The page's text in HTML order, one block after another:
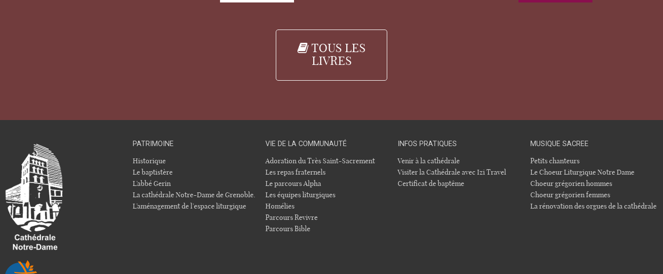
TOUS LES
LIVRES
PATRIMOINE
Historique
Le baptistère
L’abbé Gerin
La cathédrale Notre-Dame de Grenoble.
L’aménagement de l’espace liturgique
VIE DE LA COMMUNAUTÉ
Adoration du Très Saint-Sacrement
Les repas fraternels
Le parcours Alpha
Les équipes liturgiques
Homélies
Parcours Revivre
Parcours Bible
INFOS PRATIQUES
Venir à la cathédrale
Visiter la Cathédrale avec Izi Travel
Certificat de baptême
MUSIQUE SACREE
Petits chanteurs
Le Choeur Liturgique Notre Dame
Choeur grégorien hommes
Choeur grégorien femmes
La rénovation des orgues de la cathédrale